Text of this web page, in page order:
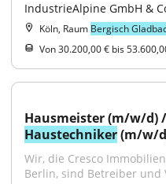
IndustrieAlpine GmbH &
Köln, Raum Bergisch
Von 30.200,00 € bis
Haustechniker (m/w/
Wir, die Cresco
Berlin, sind Betreiber und